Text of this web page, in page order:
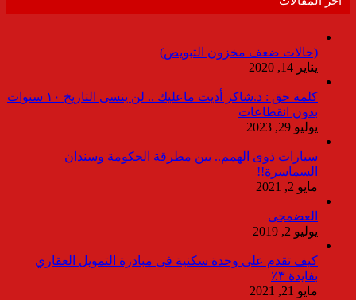
(حالات ضعف مخزون التبويض)
يناير 14, 2020
كلمة حق : د.شاكر أديت ماعليك .. لن ينسى التاريخ ١٠ سنوات
بدون انقطاعات
يوليو 29, 2023
سيارات ذوى الهمم.. بين مطرقة الحكومة وسندان
السماسرة!!
مايو 2, 2021
العضمجى
يوليو 2, 2019
كيف تقدم على وحدة سكنية فى مبادرة التمويل العقاري
بفايدة ٣٪
مايو 21, 2021